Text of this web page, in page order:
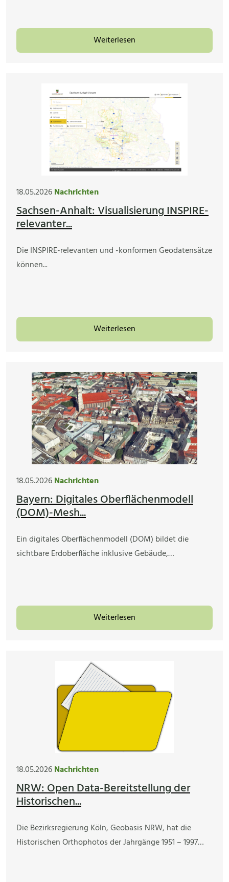
Weiterlesen
18.05.2026Nachrichten
Sachsen-Anhalt: Visualisierung INSPIRE-
relevanter...
Die INSPIRE-relevanten und -konformen Geodatensätze
können...
Weiterlesen
18.05.2026Nachrichten
Bayern: Digitales Oberflächenmodell
(DOM)-Mesh...
Ein digitales Oberflächenmodell (DOM) bildet die
sichtbare Erdoberfläche inklusive Gebäude,…
Weiterlesen
18.05.2026Nachrichten
NRW: Open Data-Bereitstellung der
Historischen...
Die Bezirksregierung Köln, Geobasis NRW, hat die
Historischen Orthophotos der Jahrgänge 1951 – 1997…